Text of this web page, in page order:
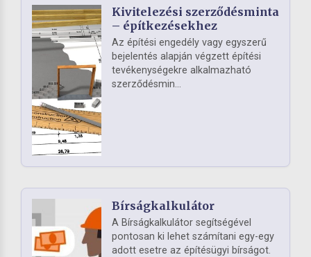
Kivitelezési szerződésminta
– építkezésekhez
Az építési engedély vagy egyszerű
bejelentés alapján végzett építési
tevékenységekre alkalmazható
szerződésmin...
Bírságkalkulátor
A Bírságkalkulátor segítségével
pontosan ki lehet számítani egy-egy
adott esetre az építésügyi bírságot.